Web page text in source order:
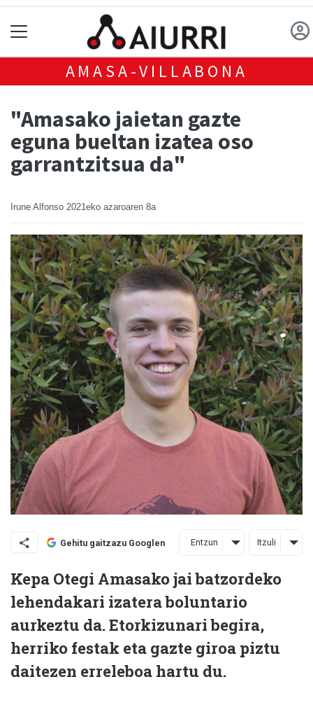
AMASA-VILLABONA
"Amasako jaietan gazte
eguna bueltan izatea oso
garrantzitsua da"
Irune Alfonso 2021eko azaroaren 8a
Gehitu gaitzazu Googlen Entzun Itzuli
Kepa Otegi Amasako jai batzordeko
lehendakari izatera boluntario
aurkeztu da. Etorkizunari begira,
herriko festak eta gazte giroa piztu
daitezen erreleboa hartu du.